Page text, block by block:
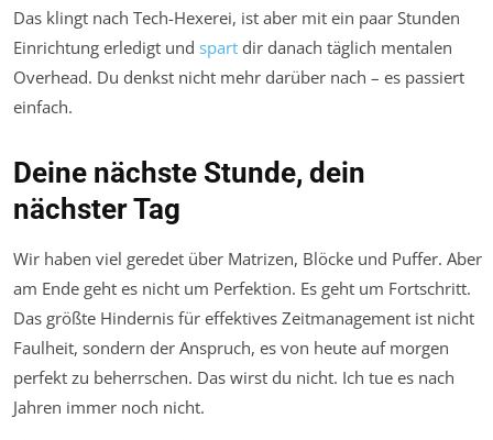
Das klingt nach Tech-Hexerei, ist aber mit ein paar Stunden
Einrichtung erledigt und spart dir danach täglich mentalen
Overhead. Du denkst nicht mehr darüber nach – es passiert
einfach.
Deine nächste Stunde, dein
nächster Tag
Wir haben viel geredet über Matrizen, Blöcke und Puffer. Aber
am Ende geht es nicht um Perfektion. Es geht um Fortschritt.
Das größte Hindernis für effektives Zeitmanagement ist nicht
Faulheit, sondern der Anspruch, es von heute auf morgen
perfekt zu beherrschen. Das wirst du nicht. Ich tue es nach
Jahren immer noch nicht.